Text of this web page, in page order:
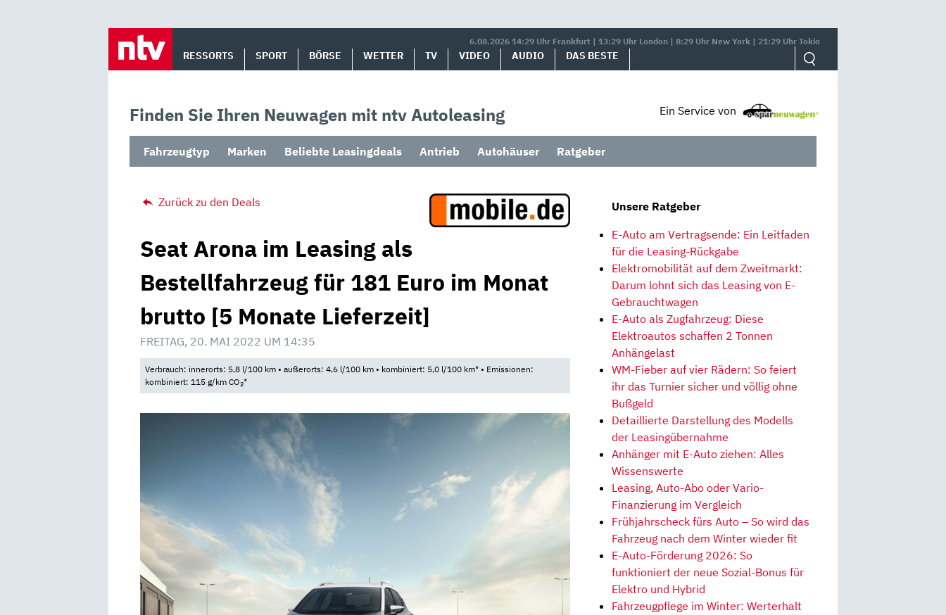
6.08.2026 14:29 Uhr Frankfurt | 13:29 Uhr London | 8:29 Uhr New York | 21:29 Uhr Tokio
RESSORTS SPORT BÖRSE WETTER TV VIDEO AUDIO DAS BESTE
Finden Sie Ihren Neuwagen mit ntv Autoleasing Ein Service von
Fahrzeugtyp Marken Beliebte Leasingdeals Antrieb Autohäuser Ratgeber
Zurück zu den Deals
Seat Arona im Leasing als
Bestellfahrzeug für 181 Euro im Monat
brutto [5 Monate Lieferzeit]
FREITAG, 20. MAI 2022 UM 14:35
Verbrauch: innerorts: 5,8 l/100 km • außerorts: 4,6 l/100 km • kombiniert: 5,0 l/100 km* • Emissionen:
kombiniert: 115 g/km CO2*
Unsere Ratgeber
E-Auto am Vertragsende: Ein Leitfaden
für die Leasing-Rückgabe
Elektromobilität auf dem Zweitmarkt:
Darum lohnt sich das Leasing von E-
Gebrauchtwagen
E-Auto als Zugfahrzeug: Diese
Elektroautos schaffen 2 Tonnen
Anhängelast
WM-Fieber auf vier Rädern: So feiert
ihr das Turnier sicher und völlig ohne
Bußgeld
Detaillierte Darstellung des Modells
der Leasingübernahme
Anhänger mit E-Auto ziehen: Alles
Wissenswerte
Leasing, Auto-Abo oder Vario-
Finanzierung im Vergleich
Frühjahrscheck fürs Auto – So wird das
Fahrzeug nach dem Winter wieder fit
E-Auto-Förderung 2026: So
funktioniert der neue Sozial-Bonus für
Elektro und Hybrid
Fahrzeugpflege im Winter: Werterhalt